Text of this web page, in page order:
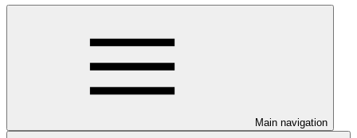
Main navigation